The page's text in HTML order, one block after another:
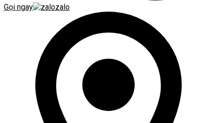
Gọi ngay zalo